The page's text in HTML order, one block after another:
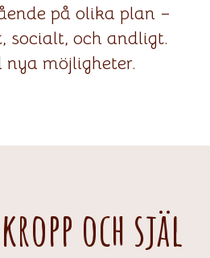
på olika plan –
socialt, och andligt.
möjligheter.
och själ